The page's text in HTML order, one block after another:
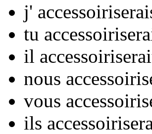
j' accessoiriser
tu accessoiriser
il accessoiriser
nous accessoiris
vous accessoiris
ils accessoiriser